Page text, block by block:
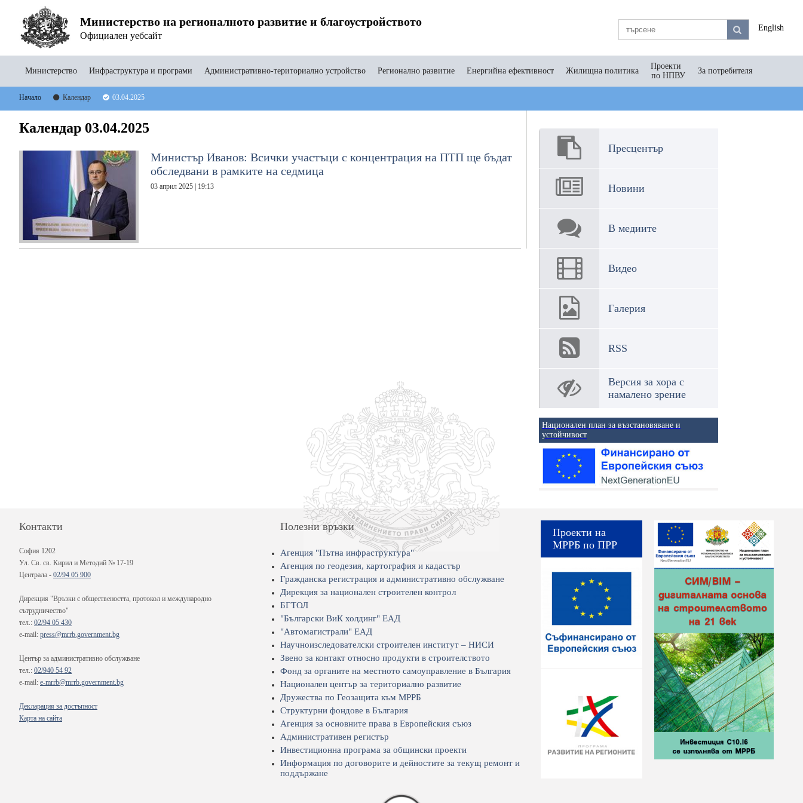
Министерство на регионалното развитие и благоустройството
Официален уебсайт
English
Министерство Инфраструктура и програми Административно-териториално устройство Регионално развитие Енергийна ефективност Жилищна политика
Проекти
по НПВУ
За потребителя
Начало Календар 03.04.2025
Календар 03.04.2025
Министър Иванов: Всички участъци с концентрация на ПТП ще бъдат
обследвани в рамките на седмица
03 април 2025 | 19:13
Пресцентър
Новини
В медиите
Видео
Галерия
RSS
Версия за хора с
намалено зрение
Национален план за възстановяване и
устойчивост
Контакти
София 1202
Ул. Св. св. Кирил и Методий № 17-19
Централа - 02/94 05 900
Дирекция "Връзки с обществеността, протокол и международно
сътрудничество"
тел.: 02/94 05 430
e-mail: press@mrrb.government.bg
Център за административно обслужване
тел.: 02/940 54 92
e-mail: e-mrrb@mrrb.government.bg
Декларация за достъпност
Карта на сайта
Полезни връзки
Агенция "Пътна инфраструктура"
Агенция по геодезия, картография и кадастър
Гражданска регистрация и административно обслужване
Дирекция за национален строителен контрол
БГТОЛ
"Български ВиК холдинг" ЕАД
"Автомагистрали" ЕАД
Научноизследователски строителен институт – НИСИ
Звено за контакт относно продукти в строителството
Фонд за органите на местното самоуправление в България
Национален център за териториално развитие
Дружества по Геозащита към МРРБ
Структурни фондове в България
Агенция за основните права в Европейския съюз
Административен регистър
Инвестиционна програма за общински проекти
Информация по договорите и дейностите за текущ ремонт и
поддържане
Проекти на
МРРБ по ПРР